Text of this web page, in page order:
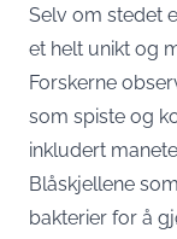
Selv om stedet
et helt unikt og
Forskerne
som spiste og
inkludert
Blåskjellene
bakterier for å